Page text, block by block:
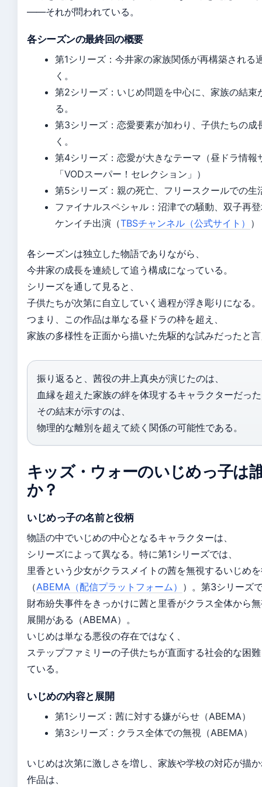
——それが問われている。
各シーズンの最終回の概要
第1シリーズ：今井家の家族関係が再構築される
く。
第2シリーズ：いじめ問題を中心に、家族の結束
る。
第3シリーズ：恋愛要素が加わり、子供たちの成
く。
第4シリーズ：恋愛が大きなテーマ（昼ドラ情報
「VODスーパー！セレクション」）
第5シリーズ：親の死亡、フリースクールでの生
ファイナルスペシャル：沼津での騒動、双子再
ケンイチ出演（TBSチャンネル（公式サイト） ）
各シーズンは独立した物語でありながら、
今井家の成長を連続して追う構成になっている。
シリーズを通して見ると、
子供たちが次第に自立していく過程が浮き彫りになる。
つまり、この作品は単なる昼ドラの枠を超え、
家族の多様性を正面から描いた先駆的な試みだったと
振り返ると、茜役の井上真央が演じたのは、
血縁を超えた家族の絆を体現するキャラクターだっ
その結末が示すのは、
物理的な離別を超えて続く関係の可能性である。
キッズ・ウォーのいじめっ子は
か？
いじめっ子の名前と役柄
物語の中でいじめの中心となるキャラクターは、
シリーズによって異なる。特に第1シリーズでは、
里香という少女がクラスメイトの茜を無視するいじめ
（ABEMA（配信プラットフォーム） ）。第3シリーズ
財布紛失事件をきっかけに茜と里香がクラス全体から
展開がある（ABEMA）。
いじめは単なる悪役の存在ではなく、
ステップファミリーの子供たちが直面する社会的な困
ている。
いじめの内容と展開
第1シリーズ：茜に対する嫌がらせ（ABEMA）
第3シリーズ：クラス全体での無視（ABEMA）
いじめは次第に激しさを増し、家族や学校の対応が描
作品は、